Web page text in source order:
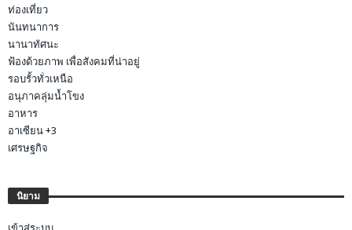
ท่องเที่ยว
นันทนาการ
นานาทัศนะ
ฟ้องด้วยภาพ เพื่อสังคมที่น่าอยู่
รอบรั้วทั่วเหนือ
อนุภาคลุ่มน้ำโขง
อาหาร
อาเซียน +3
เศรษฐกิจ
นิยาม